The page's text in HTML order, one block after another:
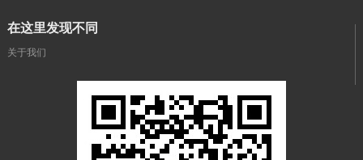
在这里发现不同
关于我们